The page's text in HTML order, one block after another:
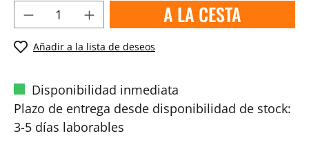
A LA CESTA
Añadir a la lista de deseos
Disponibilidad inmediata
Plazo de entrega desde disponibilidad de stock:
3-5 días laborables